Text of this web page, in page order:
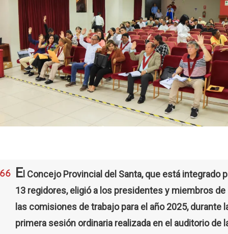
El Concejo Provincial del Santa, que está integrado
13 regidores, eligió a los presidentes y miembros de
las comisiones de trabajo para el año 2025, durante
primera sesión ordinaria realizada en el auditorio de